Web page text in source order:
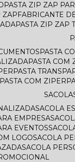
PASTA ZIP ZAP
ZAP FABRICANTE
PASTA ZIP ZAP
PASTA
PASTA
PASTA
PASTA COM ZIPER
SACOLA
EMPRESA
EVENTOS
LOGO SACOLA
SACOLA